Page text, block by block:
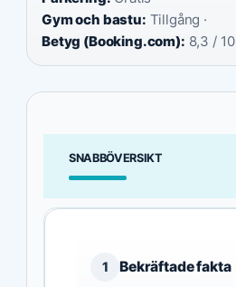
Gym och bastu: Tillgång ·
Betyg (Booking.com): 8,3 / 10
SNABBÖVERSIKT
1 Bekräftade fakta